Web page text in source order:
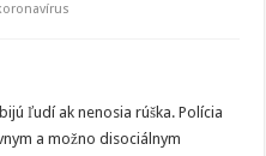
ľudí ak nenosia rúška. Polícia
a možno disociálnym